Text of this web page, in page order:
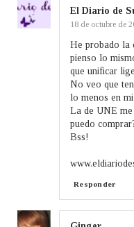
El Diario de
18 de octubre de
He probado la
pienso lo
que unificar
No veo que
lo menos en
La de UNE me
puedo
Bss!
Responder